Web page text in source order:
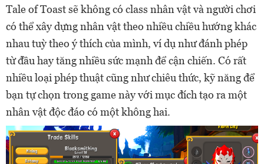
Tale of Toast sẽ không có class nhân vật và người chơi
có thể xây dựng nhân vật theo nhiều chiều hướng khác
nhau tuỳ theo ý thích của mình, ví dụ như đánh phép
từ đầu hay tăng nhiều sức mạnh để cận chiến. Có rất
nhiều loại phép thuật cũng như chiêu thức, kỹ năng để
bạn tự chọn trong game này với mục đích tạo ra một
nhân vật độc đáo có một không hai.